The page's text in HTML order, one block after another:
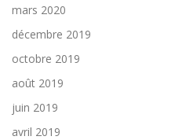
mars 2020
décembre 2019
octobre 2019
août 2019
juin 2019
avril 2019